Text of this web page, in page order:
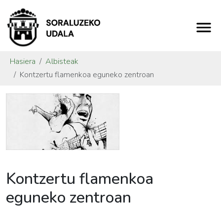
Hasiera
Albisteak
Kontzertu flamenkoa eguneko zentroan
Kontzertu flamenkoa
eguneko zentroan